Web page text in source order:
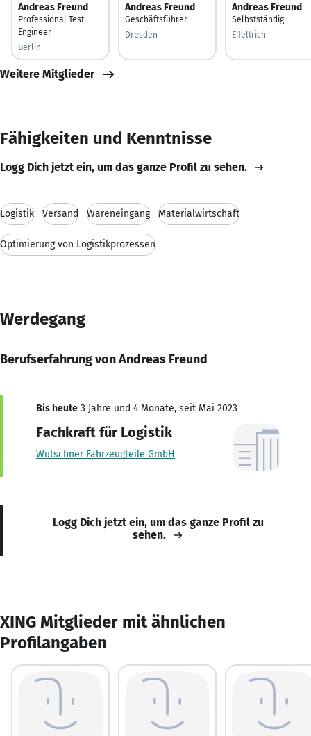
Andreas Freund
Professional Test
Engineer
Berlin
Andreas Freund
Geschäftsführer
Dresden
Andreas Freund
Selbstständig
Effeltrich
Weitere Mitglieder
Fähigkeiten und Kenntnisse
Logg Dich jetzt ein, um das ganze Profil zu sehen.
Logistik Versand Wareneingang Materialwirtschaft
Optimierung von Logistikprozessen
Werdegang
Berufserfahrung von Andreas Freund
Bis heute 3 Jahre und 4 Monate, seit Mai 2023
Fachkraft für Logistik
Wütschner Fahrzeugteile GmbH
Logg Dich jetzt ein, um das ganze Profil zu
sehen.
XING Mitglieder mit ähnlichen
Profilangaben